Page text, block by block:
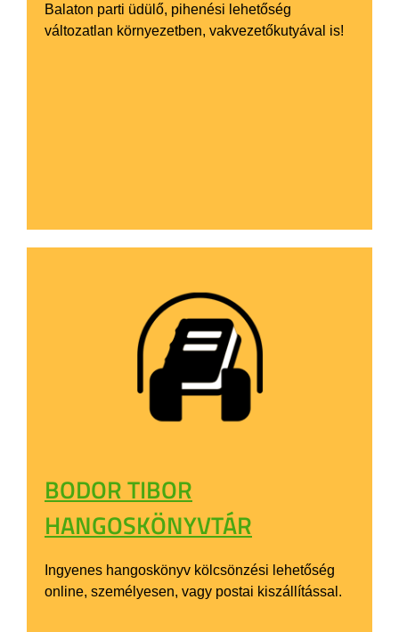
Balaton parti üdülő, pihenési lehetőség
változatlan környezetben, vakvezetőkutyával is!
BODOR TIBOR
HANGOSKÖNYVTÁR
Ingyenes hangoskönyv kölcsönzési lehetőség
online, személyesen, vagy postai kiszállítással.